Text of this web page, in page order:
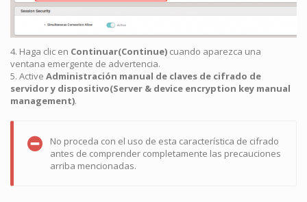
4. Haga clic en Continuar(Continue) cuando aparezca una
ventana emergente de advertencia.
5. Active Administración manual de claves de cifrado de
servidor y dispositivo(Server & device encryption key manual
management).
No proceda con el uso de esta característica de cifrado
antes de comprender completamente las precauciones
arriba mencionadas.